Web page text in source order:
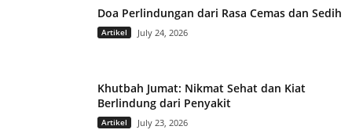
Doa Perlindungan dari Rasa Cemas dan Sedih
Artikel July 24, 2026
Khutbah Jumat: Nikmat Sehat dan Kiat
Berlindung dari Penyakit
Artikel July 23, 2026